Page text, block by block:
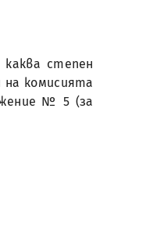
степен
комисията
№ 5 (за